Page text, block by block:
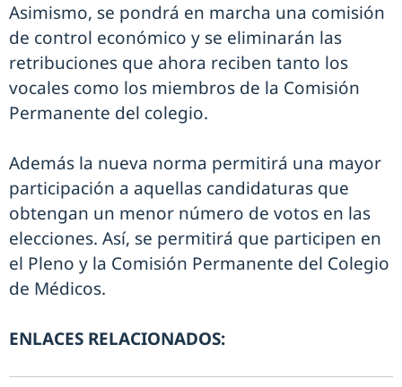
Asimismo, se pondrá en marcha una comisión
de control económico y se eliminarán las
retribuciones que ahora reciben tanto los
vocales como los miembros de la Comisión
Permanente del colegio.
Además la nueva norma permitirá una mayor
participación a aquellas candidaturas que
obtengan un menor número de votos en las
elecciones. Así, se permitirá que participen en
el Pleno y la Comisión Permanente del Colegio
de Médicos.
ENLACES RELACIONADOS: